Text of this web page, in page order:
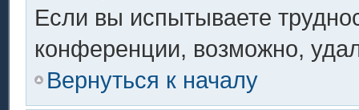
Если вы испытываете
конференции, возможно,
Вернуться к началу